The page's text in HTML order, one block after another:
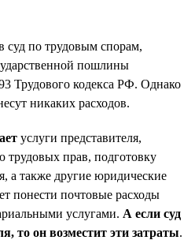
по трудовым спорам,
пошлины
Трудового кодекса РФ. Однако
никаких расходов.
услуги представителя,
трудовых прав, подготовку
а также другие юридические
понести почтовые расходы
услугами. А если суд
то он возместит эти затраты.